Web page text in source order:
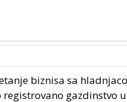
biznisa sa
gazdinstvo